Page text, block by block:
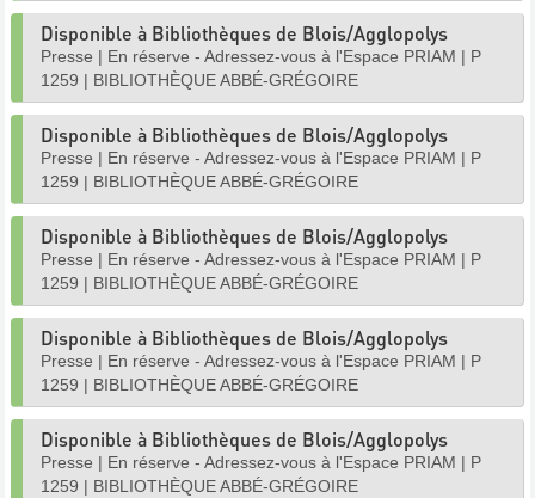
Disponible à Bibliothèques de Blois/Agglopolys
Presse | En réserve - Adressez-vous à l'Espace PRIAM | P
1259 | BIBLIOTHÈQUE ABBÉ-GRÉGOIRE
Disponible à Bibliothèques de Blois/Agglopolys
Presse | En réserve - Adressez-vous à l'Espace PRIAM | P
1259 | BIBLIOTHÈQUE ABBÉ-GRÉGOIRE
Disponible à Bibliothèques de Blois/Agglopolys
Presse | En réserve - Adressez-vous à l'Espace PRIAM | P
1259 | BIBLIOTHÈQUE ABBÉ-GRÉGOIRE
Disponible à Bibliothèques de Blois/Agglopolys
Presse | En réserve - Adressez-vous à l'Espace PRIAM | P
1259 | BIBLIOTHÈQUE ABBÉ-GRÉGOIRE
Disponible à Bibliothèques de Blois/Agglopolys
Presse | En réserve - Adressez-vous à l'Espace PRIAM | P
1259 | BIBLIOTHÈQUE ABBÉ-GRÉGOIRE